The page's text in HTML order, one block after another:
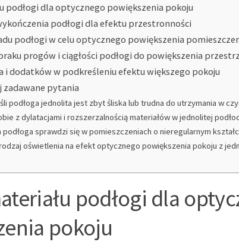
podłogi dla optycznego powiększenia pokoju
podłogi dla efektu przestronności
podłogi w celu optycznego powiększenia
progów i ciągłości podłogi do powiększenia
i dodatków w podkreśleniu efektu większego pokoju
zadawane pytania
podłoga jednolita jest zbyt śliska lub trudna do utrzymania w
z dylatacjami i rozszerzalnością materiałów w jednolitej
podłoga sprawdzi się w pomieszczeniach o nieregularnym
oświetlenia na efekt optycznego powiększenia pokoju z
podłogi dla
pokoju